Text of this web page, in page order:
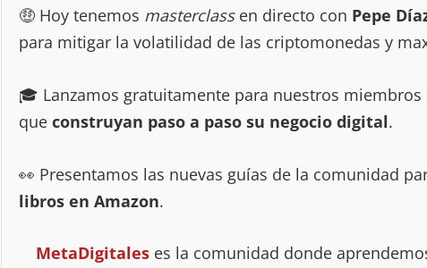
🤑 Hoy tenemos masterclass en directo con Pepe
para mitigar la volatilidad de las criptomonedas y
🎓 Lanzamos gratuitamente para nuestros
que construyan paso a paso su negocio digital.
👀 Presentamos las nuevas guías de la comunidad
libros en Amazon.
MetaDigitales es la comunidad donde